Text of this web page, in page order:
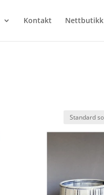
Kontakt Nettbutikk